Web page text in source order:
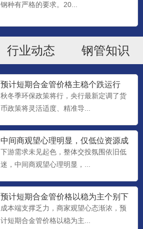
钢种有严格的要求。20...
行业动态 钢管知识
预计短期合金管价格主稳个跌运行
秋冬季环保政策将行，央行最新定调了货
币政策将灵活适度、精准导...
中间商观望心理明显，仅低位资源成
交尚可，预计短期合金管价格
下游需求未见起色，整体交投氛围依旧低
迷，中间商观望心理明显，...
预计短期合金管价格以稳为主个别下
调
成本端支撑乏力，商家观望心态渐浓，预
计短期合金管价格以稳为主...